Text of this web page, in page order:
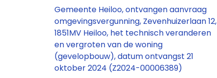
Gemeente Heiloo, ontvangen aanvraag
omgevingsvergunning, Zevenhuizerlaan 12,
1851MV Heiloo, het technisch veranderen
en vergroten van de woning
(gevelopbouw), datum ontvangst 21
oktober 2024 (Z2024-00006389)